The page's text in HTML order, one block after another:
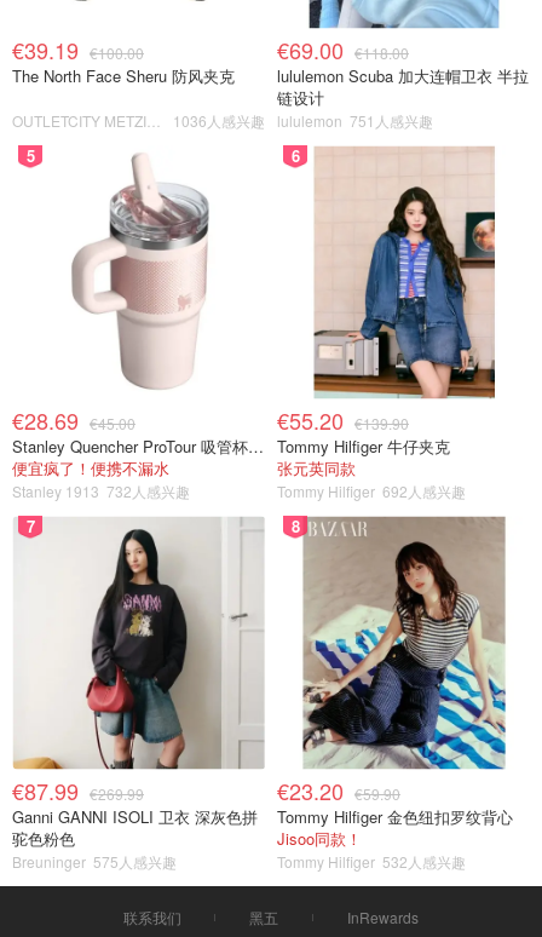
€39.19 €100.00
The North Face Sheru 防风夹克
1036人感兴趣
€69.00 €118.00
lululemon Scuba 加大连帽卫衣 半拉
链设计
lululemon 751人感兴趣
5
€28.69 €45.00
Stanley Quencher ProTour 吸管杯 0.59L
便宜疯了！便携不漏水
Stanley 1913 732人感兴趣
6
€55.20 €139.90
Tommy Hilfiger 牛仔夹克
张元英同款
Tommy Hilfiger 692人感兴趣
7
€87.99 €269.99
Ganni GANNI ISOLI 卫衣 深灰色拼
驼色粉色
Breuninger 575人感兴趣
8
€23.20 €59.90
Tommy Hilfiger 金色纽扣罗纹背心
Jisoo同款！
Tommy Hilfiger 532人感兴趣
联系我们 黑五 InRewards